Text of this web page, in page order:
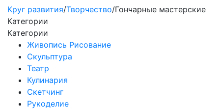
Круг развития/Творчество/Гончарные мастерские
Категории
Категории
Живопись Рисование
Скульптура
Театр
Кулинария
Скетчинг
Рукоделие